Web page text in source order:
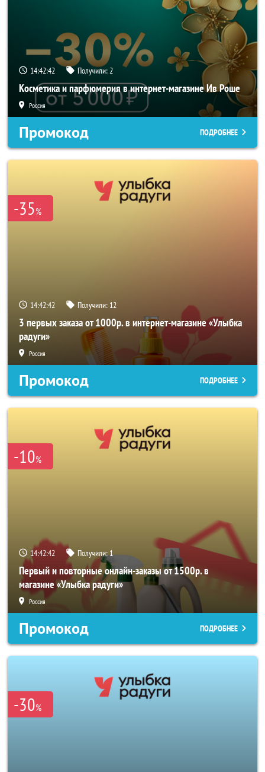
14:42:42 Получили:2
Косметика и парфюмерия в интернет-магазине Ив Роше
Россия
Промокод ПОДРОБНЕЕ
-35%
14:42:42 Получили: 12
3 первых заказа от 1000р. в интернет-магазине «Улыбка
радуги»
Россия
Промокод ПОДРОБНЕЕ
-10%
14:42:42 Получили:1
Первый и повторные онлайн-заказы от 1500р. в
магазине «Улыбка радуги»
Россия
Промокод ПОДРОБНЕЕ
-30%